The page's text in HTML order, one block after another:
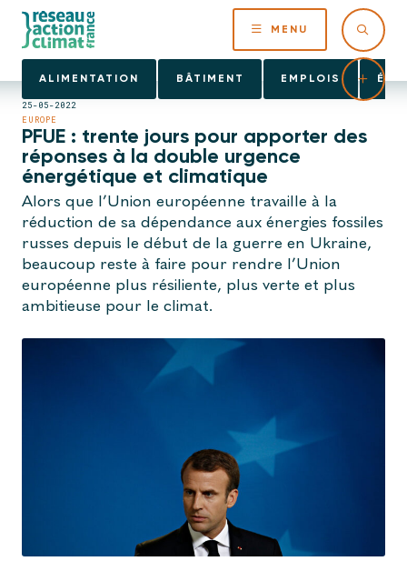
MENU
ALIMENTATION BÂTIMENT EMPLOIS
25-05-2022
EUROPE
PFUE : trente jours pour apporter des
réponses à la double urgence
énergétique et climatique
Alors que l’Union européenne travaille à la
réduction de sa dépendance aux énergies fossiles
russes depuis le début de la guerre en Ukraine,
beaucoup reste à faire pour rendre l’Union
européenne plus résiliente, plus verte et plus
ambitieuse pour le climat.